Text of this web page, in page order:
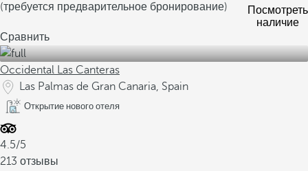
(требуется предварительное бронирование)
Посмотреть
наличие
Сравнить
Occidental Las Canteras
Las Palmas de Gran Canaria, Spain
Открытие нового отеля
4.5/5
213 отзывы